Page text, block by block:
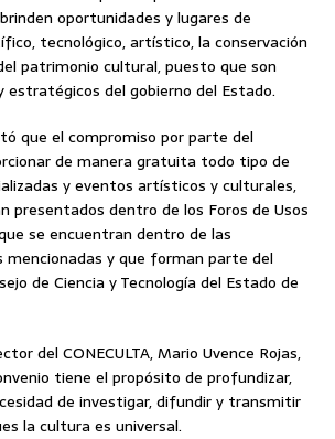
oportunidades y lugares de
tecnológico, artístico, la conservación
patrimonio cultural, puesto que son
del gobierno del Estado.
que el compromiso por parte del
de manera gratuita todo tipo de
y eventos artísticos y culturales,
presentados dentro de los Foros de Usos
se encuentran dentro de las
y que forman parte del
de Ciencia y Tecnología del Estado de
del CONECULTA, Mario Uvence Rojas,
tiene el propósito de profundizar,
de investigar, difundir y transmitir
la cultura es universal.